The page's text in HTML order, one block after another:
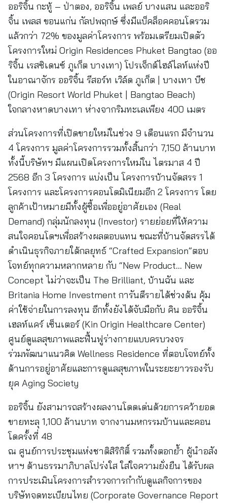
ออริจิ้น กะทู้ – ป่าตอง, ออริจิ้น เพลย์ บางแสน และออริ
จิ้น เพลส ขอนแก่น กัลปพฤกษ์ ซึ่งมีแบ็คล็อคคอนโดรวม
แล้วกว่า 72% ของมูลค่าโครงการ พร้อมเตรียมเปิดตัว
โครงการใหม่ Origin Residences Phuket Bangtao (ออ
ริจิ้น เรสซิเดนซ์ ภูเก็ต บางเทา) โปรเจ็กต์ไฮล์ไลท์แห่งปี
ในอาณาจักร ออริจิ้น รีสอร์ท เวิล์ด ภูเก็ต | บางเทา บีช
(Origin Resort World Phuket | Bangtao Beach)
ใจกลางหาดบางเทา ห่างจากริมทะเลเพียง 400 เมตร
ส่วนโครงการที่เปิดขายใหม่ในช่วง 9 เดือนแรก มีจำนวน
4 โครงการ มูลค่าโครงการรวมทั้งสิ้นกว่า 7,150 ล้านบาท
ทั้งนี้บริษัทฯ มีแผนเปิดโครงการใหม่ใน ไตรมาส 4 ปี
2568 อีก 3 โครงการ แบ่งเป็น โครงการบ้านจัดสรร 1
โครงการ และโครงการคอนโดมิเนียมอีก 2 โครงการ โดย
ลูกค้าเป้าหมายมีทั้งผู้ซื้อเพื่ออยู่อาศัยเอง (Real
Demand) กลุ่มนักลงทุน (Investor) รายย่อยที่ให้ความ
สนใจคอนโดฯเพื่อสร้างผลตอบแทน ขณะที่บ้านจัดสรรได้
ดำเนินธุรกิจภายใต้กลยุทธ์ “Crafted Expansion”ตอบ
โจทย์ทุกความหลากหลาย กับ “New Product… New
Concept ไม่ว่าจะเป็น The Brilliant, บ้านฉัน และ
Britania Home Investment การันตีรายได้ช่วงต้น คุ้ม
ค่าใช้จ่ายในการลงทุน อีกทั้งยังได้จับมือกับ คิน ออริจิ้น
เฮลท์แคร์ เซ็นเตอร์ (Kin Origin Healthcare Center)
ศูนย์ดูแลสุขภาพและฟื้นฟูร่างกายแบบครบวงจร
ร่วมพัฒนาแนวคิด Wellness Residence ที่ตอบโจทย์ทั้ง
ด้านการอยู่อาศัยและการดูแลสุขภาพในระยะยาวรองรับ
ยุค Aging Society
ออริจิ้น ยังสามารถสร้างผลงานโดดเด่นด้วยการคว้ายอด
ขายทะลุ 1,100 ล้านบาท จากงานมหกรรมบ้านและคอน
โดครั้งที่ 48
ณ ศูนย์การประชุมแห่งชาติสิริกิติ์ รวมทั้งตอกย้ำ ผู้นำอสัง
หาฯ ด้านธรรมาภิบาลโปร่งใส ใส่ใจความยั่งยืน ได้รับผล
การประเมินโครงการสำรวจการกำกับดูแลกิจการของ
บริษัทจดทะเบียนไทย (Corporate Governance Report